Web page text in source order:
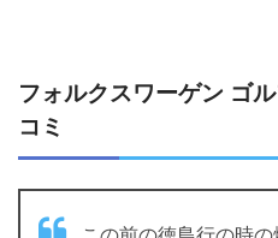
フォルクスワーゲン ゴ
コミ